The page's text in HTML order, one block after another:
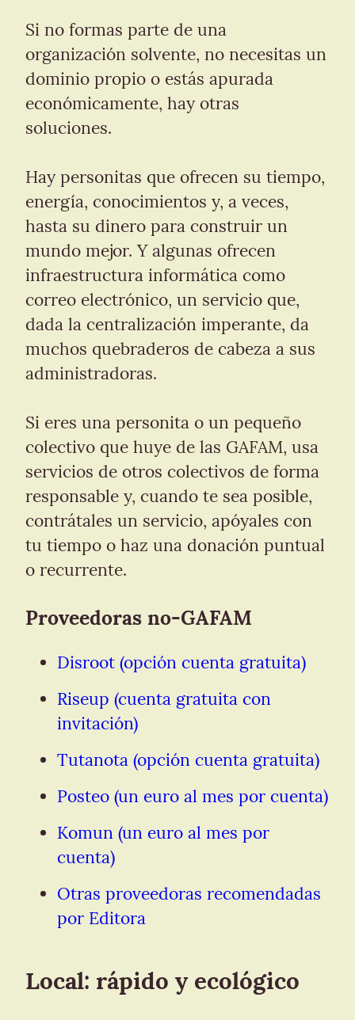
Si no formas parte de una
organización solvente, no necesitas un
dominio propio o estás apurada
económicamente, hay otras
soluciones.
Hay personitas que ofrecen su tiempo,
energía, conocimientos y, a veces,
hasta su dinero para construir un
mundo mejor. Y algunas ofrecen
infraestructura informática como
correo electrónico, un servicio que,
dada la centralización imperante, da
muchos quebraderos de cabeza a sus
administradoras.
Si eres una personita o un pequeño
colectivo que huye de las GAFAM, usa
servicios de otros colectivos de forma
responsable y, cuando te sea posible,
contrátales un servicio, apóyales con
tu tiempo o haz una donación puntual
o recurrente.
Proveedoras no-GAFAM
Disroot (opción cuenta gratuita)
Riseup (cuenta gratuita con
invitación)
Tutanota (opción cuenta gratuita)
Posteo (un euro al mes por cuenta)
Komun (un euro al mes por
cuenta)
Otras proveedoras recomendadas
por Editora
Local: rápido y ecológico